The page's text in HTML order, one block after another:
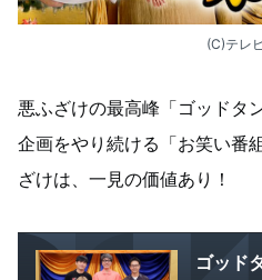
(C)テレ
悪ふざけの最高峰「ゴッドタ
企画をやり続ける「お笑い番
ざけは、一見の価値あり！
ゴッド